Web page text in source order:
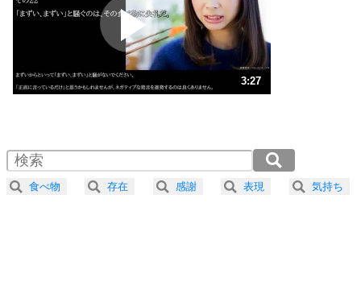
ポジティブになれない原因は、行動しないから。
ポジティブ思考になる30の方法
ストレス対策
人生、なんとかなるもの。
気楽に生きる30の方法
4 器の大きい人は、怒りを優しさで表現する。
3:27
2.0倍速 （406KB 1分43秒）
2.5倍速 （325KB 1分23秒）
3.0倍速 （271KB 1分9秒）
食べ物 存在 感謝 表現 気持ち